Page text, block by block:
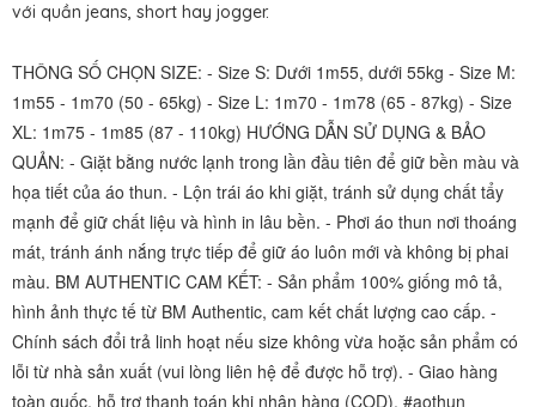
với quần jeans, short hay jogger.
THÔNG SỐ CHỌN SIZE: - Size S: Dưới 1m55, dưới 55kg - Size M:
1m55 - 1m70 (50 - 65kg) - Size L: 1m70 - 1m78 (65 - 87kg) - Size
XL: 1m75 - 1m85 (87 - 110kg) HƯỚNG DẪN SỬ DỤNG & BẢO
QUẢN: - Giặt bằng nước lạnh trong lần đầu tiên để giữ bền màu và
họa tiết của áo thun. - Lộn trái áo khi giặt, tránh sử dụng chất tẩy
mạnh để giữ chất liệu và hình in lâu bền. - Phơi áo thun nơi thoáng
mát, tránh ánh nắng trực tiếp để giữ áo luôn mới và không bị phai
màu. BM AUTHENTIC CAM KẾT: - Sản phẩm 100% giống mô tả,
hình ảnh thực tế từ BM Authentic, cam kết chất lượng cao cấp. -
Chính sách đổi trả linh hoạt nếu size không vừa hoặc sản phẩm có
lỗi từ nhà sản xuất (vui lòng liên hệ để được hỗ trợ). - Giao hàng
toàn quốc, hỗ trợ thanh toán khi nhận hàng (COD). #aothun